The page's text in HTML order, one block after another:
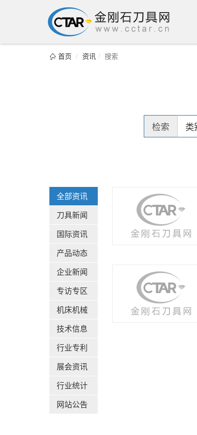
 首页 资讯 搜索
检索 类
全部资讯
刀具新闻
国际资讯
产品动态
企业新闻
专访专区
机床机械
技术信息
行业专利
展会资讯
行业统计
网站公告